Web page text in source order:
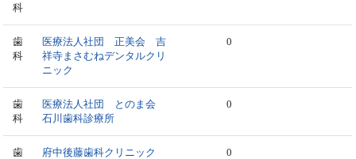
科
歯
科
医療法人社団 正美会 吉
祥寺まさむねデンタルクリ
ニック
0
歯
科
医療法人社団 とのま会
石川歯科診療所
0
歯
府中後藤歯科クリニック 0